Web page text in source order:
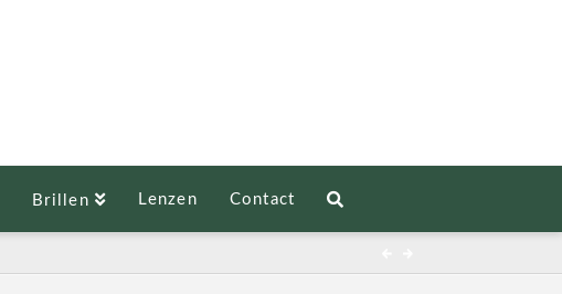
Brillen Lenzen Contact